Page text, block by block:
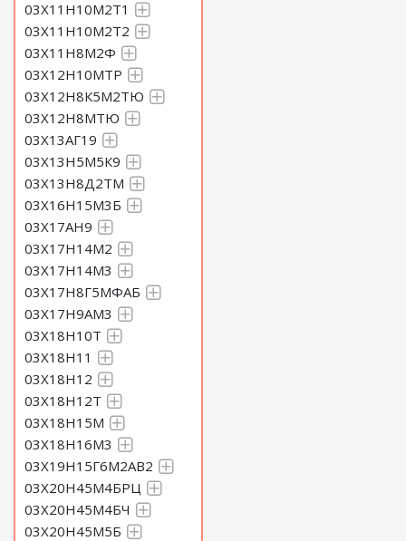
03Х11Н10М2Т1
03Х11Н10М2Т2
03Х11Н8М2Ф
03Х12Н10МТР
03Х12Н8К5М2ТЮ
03Х12Н8МТЮ
03Х13АГ19
03Х13Н5М5К9
03Х13Н8Д2ТМ
03Х16Н15М3Б
03Х17АН9
03Х17Н14М2
03Х17Н14М3
03Х17Н8Г5МФАБ
03Х17Н9АМ3
03Х18Н10Т
03Х18Н11
03Х18Н12
03Х18Н12Т
03Х18Н15М
03Х18Н16М3
03Х19Н15Г6М2АВ2
03Х20Н45М4БРЦ
03Х20Н45М4БЧ
03Х20Н45М5Б